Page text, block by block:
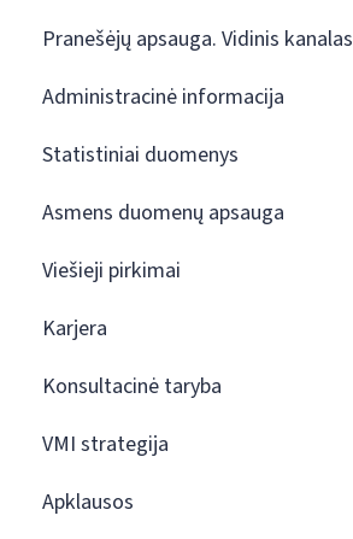
Pranešėjų apsauga. Vidinis kanalas
Administracinė informacija
Statistiniai duomenys
Asmens duomenų apsauga
Viešieji pirkimai
Karjera
Konsultacinė taryba
VMI strategija
Apklausos